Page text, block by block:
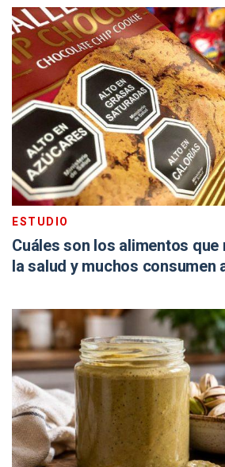
ESTUDIO
Cuáles son los alimentos
la salud y muchos consumen